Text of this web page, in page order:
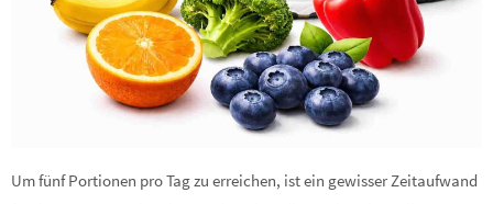
Um fünf Portionen pro Tag zu erreichen, ist ein gewisser Zeitaufwand